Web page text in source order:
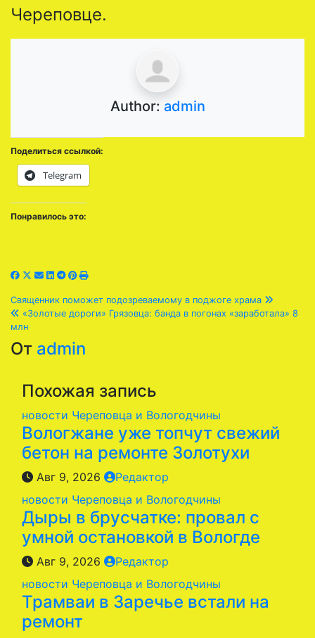
Череповце.
Author: admin
Поделиться ссылкой:
Telegram
Понравилось это:
Навигация
по
записям
Священник поможет подозреваемому в поджоге храма
«Золотые дороги» Грязовца: банда в погонах «заработала» 8
млн
От admin
Похожая запись
новости Череповца и Вологодчины
Вологжане уже топчут свежий
бетон на ремонте Золотухи
Авг 9, 2026
Редактор
новости Череповца и Вологодчины
Дыры в брусчатке: провал с
умной остановкой в Вологде
Авг 9, 2026
Редактор
новости Череповца и Вологодчины
Трамваи в Заречье встали на
ремонт